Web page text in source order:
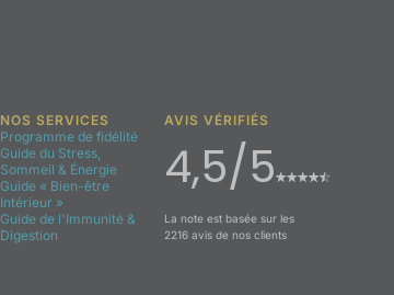
NOS SERVICES
Programme de fidélité
Guide du Stress,
Sommeil & Énergie
Guide « Bien-être
Intérieur »
Guide de l'Immunité &
Digestion
AVIS VÉRIFIÉS
4,5/5
La note est basée sur les
2216 avis de nos clients